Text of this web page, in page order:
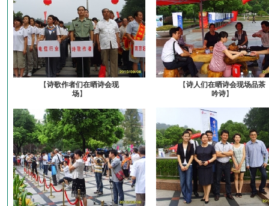
【诗歌作者们在晒诗会现
场】
【诗人们在晒诗会现场品茶
吟诗】